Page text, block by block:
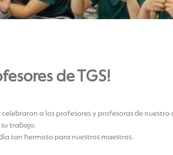
de TGS!
a los profesores y profesoras de
trabajo.
tan hermoso para nuestros maestros.